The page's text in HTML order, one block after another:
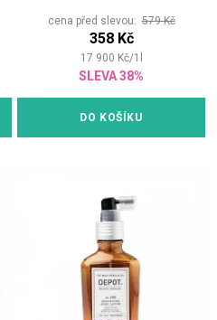
cena před slevou:579 Kč
358 Kč
17 900 Kč/1
SLEVA 38%
DO KOŠÍKU